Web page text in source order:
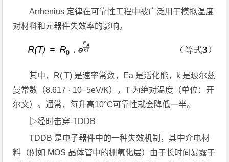
Arrhenius 定律在可靠性工程中被广泛用于模拟温度
对材料和元器件失效率的影响。
其中，R( T) 是速率常数，Ea 是活化能，k 是玻尔兹
曼常数（8.617 · 10−5eV/K），T 为绝对温度（单位：开
尔文）。通常，每升高10°C可靠性就会降低一半。
▷经时击穿-TDDB
TDDB 是电子器件中的一种失效机制，其中介电材
料（例如 MOS 晶体管中的栅氧化层）由于长时间暴露于